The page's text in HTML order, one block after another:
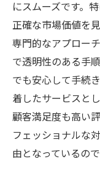
静岡市で
高価買取
査定アッ
買取体験
静岡市での
ト
安心して
スト
にスムーズです。
正確な市場価値を
専門的なアプロー
で透明性のある手
でも安心して手続
着したサービスと
顧客満足度も高い
フェッショナルな
由となっているので